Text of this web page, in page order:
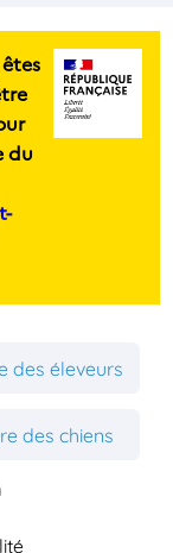
du
des éleveurs
des chiens